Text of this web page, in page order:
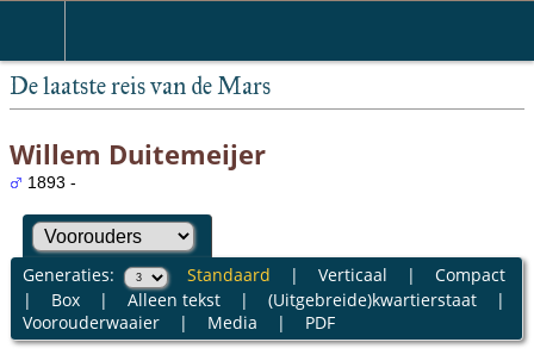
De laatste reis van de Mars
Willem Duitemeijer
1893 -
Generaties: Standaard | Verticaal | Compact
| Box| Alleen tekst| (Uitgebreide)kwartierstaat|
Voorouderwaaier| Media | PDF